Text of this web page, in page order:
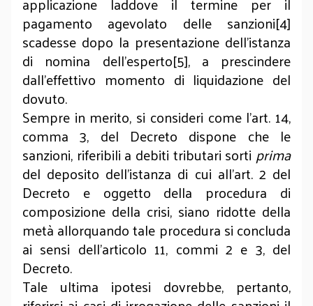
pagamento agevolato delle sanzioni[4]
scadesse dopo la presentazione dell’istanza
di nomina dell’esperto[5], a prescindere
dall’effettivo momento di liquidazione del
dovuto.
Sempre in merito, si consideri come l’art. 14,
comma 3, del Decreto dispone che le
sanzioni, riferibili a debiti tributari sorti prima
del deposito dell’istanza di cui all’art. 2 del
Decreto e oggetto della procedura di
composizione della crisi, siano ridotte della
metà allorquando tale procedura si concluda
ai sensi dell’articolo 11, commi 2 e 3, del
Decreto.
Tale ultima ipotesi dovrebbe, pertanto,